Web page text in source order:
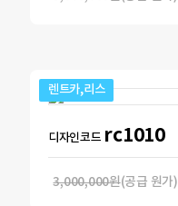
렌트카,리스
디자인코드 rc1010
3,000,000원(공급 원가)